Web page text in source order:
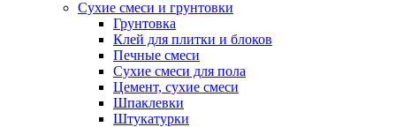
Сухие смеси и грунтовки
Грунтовка
Клей для плитки и блоков
Печные смеси
Сухие смеси для пола
Цемент, сухие смеси
Шпаклевки
Штукатурки